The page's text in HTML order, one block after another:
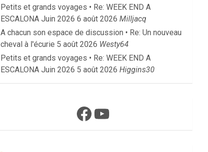
Petits et grands voyages • Re: WEEK END A
ESCALONA Juin 2026 6 août 2026 Milljacq
A chacun son espace de discussion • Re: Un nouveau
cheval à l'écurie 5 août 2026 Westy64
Petits et grands voyages • Re: WEEK END A
ESCALONA Juin 2026 5 août 2026 Higgins30
Facebook
YouTube